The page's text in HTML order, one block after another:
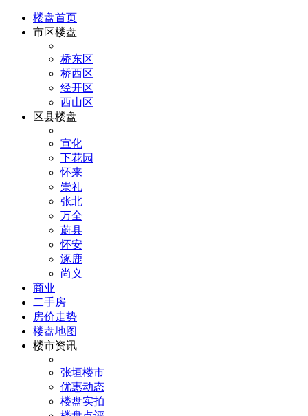
楼盘首页
市区楼盘
桥东区
桥西区
经开区
西山区
区县楼盘
宣化
下花园
怀来
崇礼
张北
万全
蔚县
怀安
涿鹿
尚义
商业
二手房
房价走势
楼盘地图
楼市资讯
张垣楼市
优惠动态
楼盘实拍